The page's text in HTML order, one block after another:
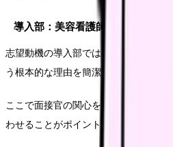
導入部：美容看護師を志した理由
志望動機の導入部では、なぜ美容看護
う根本的な理由を簡潔に述べることが
ここで面接官の関心を引き、「この人
わせることがポイントです。